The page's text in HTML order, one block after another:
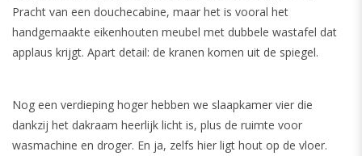
Pracht van een douchecabine, maar het is vooral het
handgemaakte eikenhouten meubel met dubbele wastafel dat
applaus krijgt. Apart detail: de kranen komen uit de spiegel.
Nog een verdieping hoger hebben we slaapkamer vier die
dankzij het dakraam heerlijk licht is, plus de ruimte voor
wasmachine en droger. En ja, zelfs hier ligt hout op de vloer.